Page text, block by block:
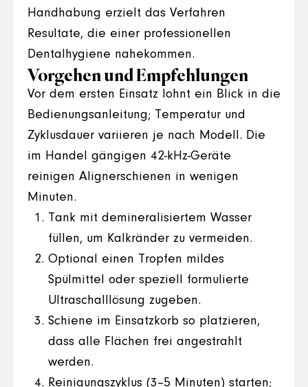
Handhabung erzielt das Verfahren
Resultate, die einer professionellen
Dentalhygiene nahekommen.
Vorgehen und Empfehlungen
Vor dem ersten Einsatz lohnt ein Blick in die
Bedienungsanleitung; Temperatur und
Zyklusdauer variieren je nach Modell. Die
im Handel gängigen 42-kHz-Geräte
reinigen Alignerschienen in wenigen
Minuten.
Tank mit demineralisiertem Wasser
füllen, um Kalkränder zu vermeiden.
Optional einen Tropfen mildes
Spülmittel oder speziell formulierte
Ultraschalllösung zugeben.
Schiene im Einsatzkorb so platzieren,
dass alle Flächen frei angestrahlt
werden.
Reinigungszyklus (3–5 Minuten) starten;